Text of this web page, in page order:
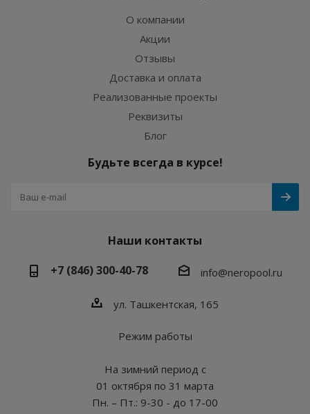
О компании
Акции
Отзывы
Доставка и оплата
Реализованные проекты
Реквизиты
Блог
Будьте всегда в курсе!
Наши контакты
+7 (846) 300-40-78
info@neropool.ru
ул. Ташкентская, 165
Режим работы
На зимний период с
01 октября по 31 марта
Пн. – Пт.: 9-30 - до 17-00